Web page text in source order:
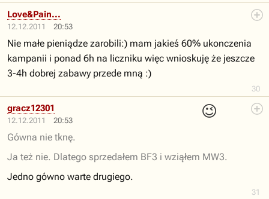
12.12.2011 20:53
30
Love&Pain...
Nie małe pieniądze zarobili:) mam jakieś 60% ukonczenia
kampanii i ponad 6h na liczniku więc wnioskuję że jeszcze
3-4h dobrej zabawy przede mną :)
12.12.2011 20:53
😉
31
gracz12301
Gówna nie tknę.
Ja też nie. Dlatego sprzedałem BF3 i wziąłem MW3.
Jedno gówno warte drugiego.